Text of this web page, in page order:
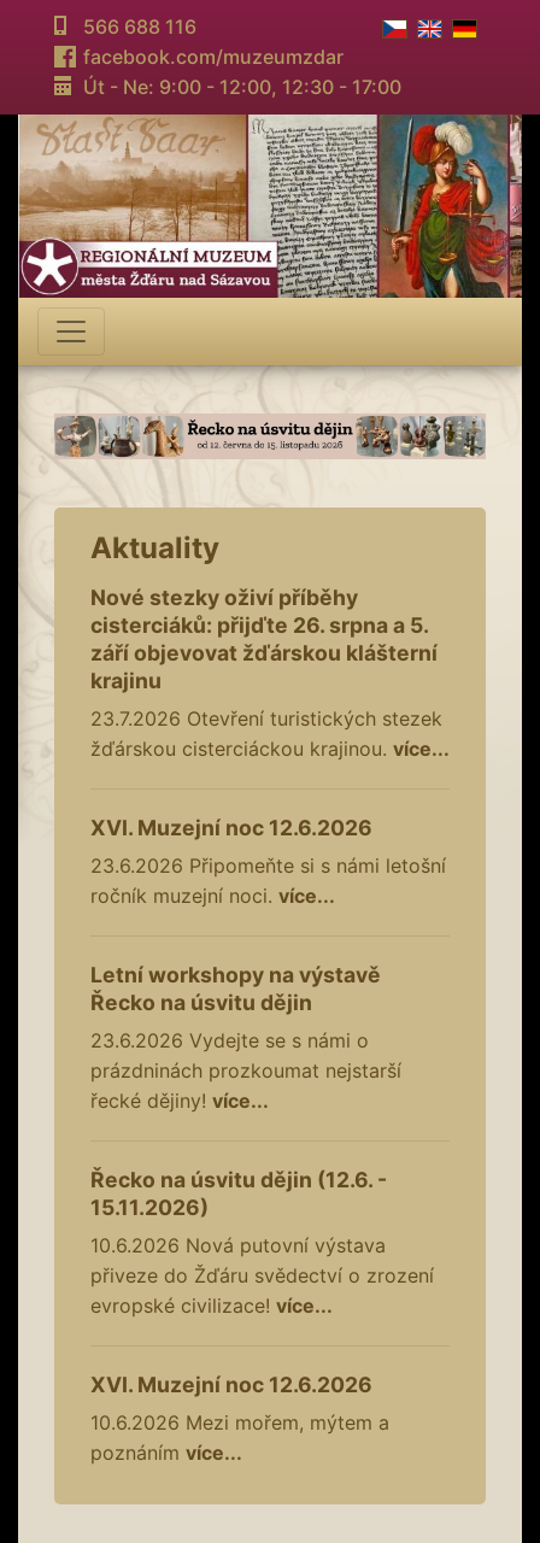
566 688 116
facebook.com/muzeumzdar
Út - Ne: 9:00 - 12:00, 12:30 - 17:00
Aktuality
Nové stezky oživí příběhy
cisterciáků: přijďte 26. srpna a 5.
září objevovat žďárskou klášterní
krajinu
23.7.2026 Otevření turistických stezek
žďárskou cisterciáckou krajinou. více...
XVI. Muzejní noc 12.6.2026
23.6.2026 Připomeňte si s námi letošní
ročník muzejní noci. více...
Letní workshopy na výstavě
Řecko na úsvitu dějin
23.6.2026 Vydejte se s námi o
prázdninách prozkoumat nejstarší
řecké dějiny! více...
Řecko na úsvitu dějin (12.6. -
15.11.2026)
10.6.2026 Nová putovní výstava
přiveze do Žďáru svědectví o zrození
evropské civilizace! více...
XVI. Muzejní noc 12.6.2026
10.6.2026 Mezi mořem, mýtem a
poznáním více...